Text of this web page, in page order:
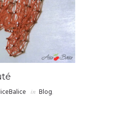
in Blog,